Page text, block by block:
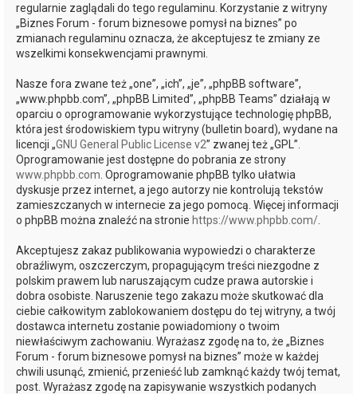
regularnie zaglądali do tego regulaminu. Korzystanie z witryny
„Biznes Forum - forum biznesowe pomysł na biznes” po
zmianach regulaminu oznacza, że akceptujesz te zmiany ze
wszelkimi konsekwencjami prawnymi.
Nasze fora zwane też „one”, „ich”, „je”, „phpBB software”,
„www.phpbb.com”, „phpBB Limited”, „phpBB Teams” działają w
oparciu o oprogramowanie wykorzystujące technologię phpBB,
która jest środowiskiem typu witryny (bulletin board), wydane na
licencji „GNU General Public License v2” zwanej też „GPL”.
Oprogramowanie jest dostępne do pobrania ze strony
www.phpbb.com . Oprogramowanie phpBB tylko ułatwia
dyskusje przez internet, a jego autorzy nie kontrolują tekstów
zamieszczanych w internecie za jego pomocą. Więcej informacji
o phpBB można znaleźć na stronie https://www.phpbb.com/
Akceptujesz zakaz publikowania wypowiedzi o charakterze
obraźliwym, oszczerczym, propagującym treści niezgodne z
polskim prawem lub naruszającym cudze prawa autorskie i
dobra osobiste. Naruszenie tego zakazu może skutkować dla
ciebie całkowitym zablokowaniem dostępu do tej witryny, a twój
dostawca internetu zostanie powiadomiony o twoim
niewłaściwym zachowaniu. Wyrażasz zgodę na to, że „Biznes
Forum - forum biznesowe pomysł na biznes” może w każdej
chwili usunąć, zmienić, przenieść lub zamknąć każdy twój temat,
post. Wyrażasz zgodę na zapisywanie wszystkich podanych